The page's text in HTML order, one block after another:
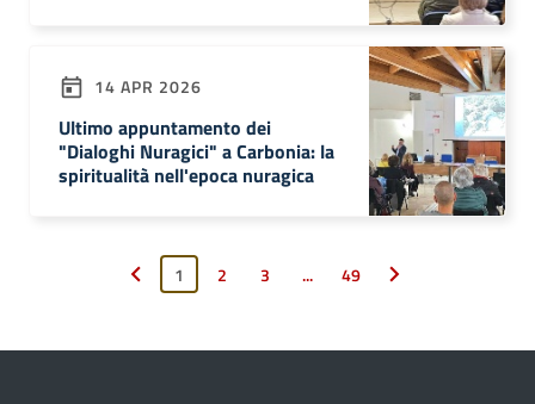
14 APR 2026
Ultimo appuntamento dei
"Dialoghi Nuragici" a Carbonia: la
spiritualità nell'epoca nuragica
Pagina precedente
1 2 3 ... 49 Pagina successiva